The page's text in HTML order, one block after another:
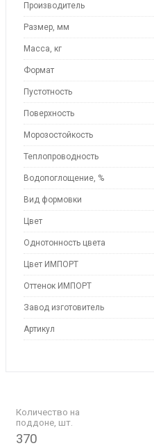
Производитель
Размер, мм
Масса, кг
Формат
Пустотность
Поверхность
Морозостойкость
Теплопроводность
Водопоглощение, %
Вид формовки
Цвет
Однотонность цвета
Цвет ИМПОРТ
Оттенок ИМПОРТ
Завод изготовитель
Артикул
Количество на
поддоне, шт.
370